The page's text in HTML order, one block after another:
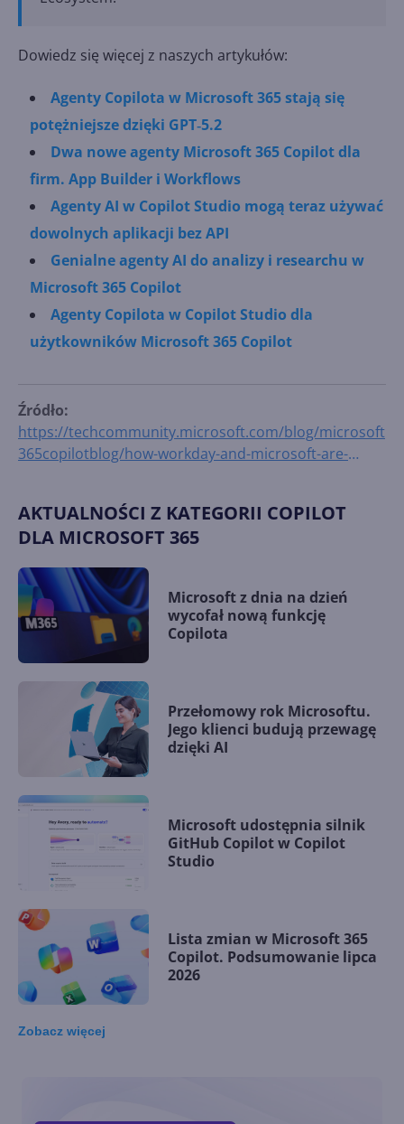
Dowiedz się więcej z naszych artykułów:
Agenty Copilota w Microsoft 365 stają się
potężniejsze dzięki GPT‑5.2
Dwa nowe agenty Microsoft 365 Copilot dla
firm. App Builder i Workflows
Agenty AI w Copilot Studio mogą teraz używać
dowolnych aplikacji bez API
Genialne agenty AI do analizy i researchu w
Microsoft 365 Copilot
Agenty Copilota w Copilot Studio dla
użytkowników Microsoft 365 Copilot
Źródło:
https://techcommunity.microsoft.com/blog/microsoft
365copilotblog/how-workday-and-microsoft-are-
AKTUALNOŚCI Z KATEGORII COPILOT
DLA MICROSOFT 365
Microsoft z dnia na dzień
wycofał nową funkcję
Copilota
Przełomowy rok Microsoftu.
Jego klienci budują przewagę
dzięki AI
Microsoft udostępnia silnik
GitHub Copilot w Copilot
Studio
Lista zmian w Microsoft 365
Copilot. Podsumowanie lipca
2026
Zobacz więcej